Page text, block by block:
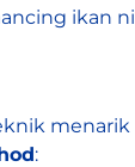
ikan
: